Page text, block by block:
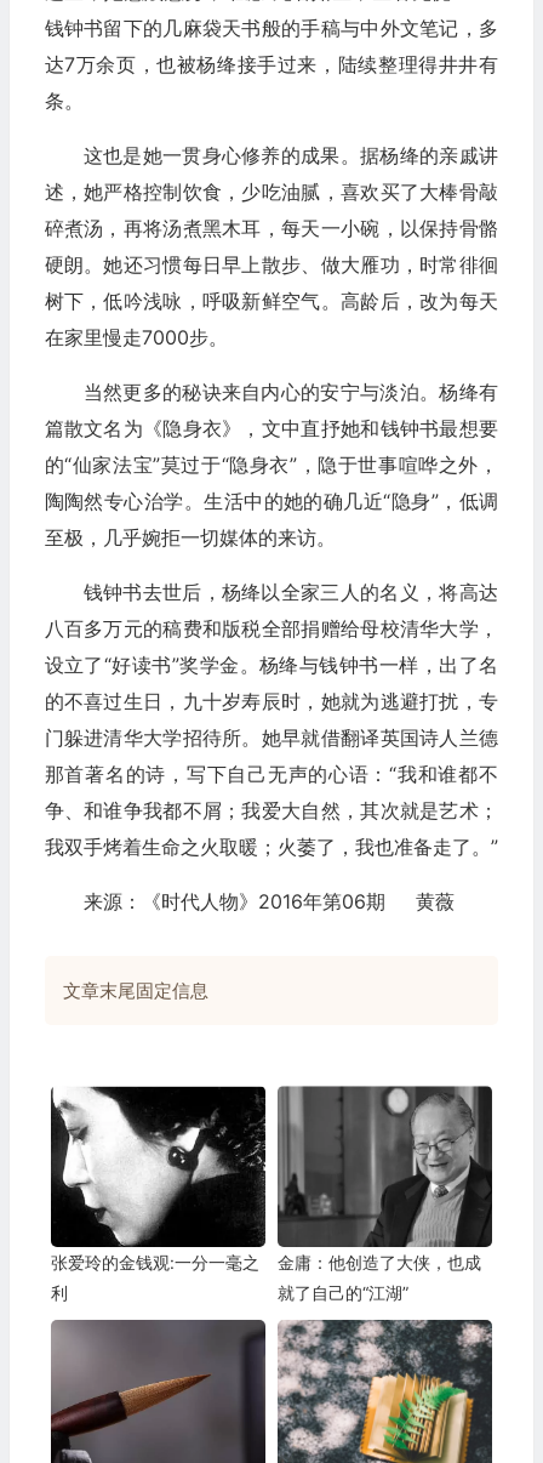
钱钟书留下的几麻袋天书般的手稿与中外文笔记，多
达7万余页，也被杨绛接手过来，陆续整理得井井有
条。
这也是她一贯身心修养的成果。据杨绛的亲戚讲
述，她严格控制饮食，少吃油腻，喜欢买了大棒骨敲
碎煮汤，再将汤煮黑木耳，每天一小碗，以保持骨骼
硬朗。她还习惯每日早上散步、做大雁功，时常徘徊
树下，低吟浅咏，呼吸新鲜空气。高龄后，改为每天
在家里慢走7000步。
当然更多的秘诀来自内心的安宁与淡泊。杨绛有
篇散文名为《隐身衣》，文中直抒她和钱钟书最想要
的“仙家法宝”莫过于“隐身衣”，隐于世事喧哗之外，
陶陶然专心治学。生活中的她的确几近“隐身”，低调
至极，几乎婉拒一切媒体的来访。
钱钟书去世后，杨绛以全家三人的名义，将高达
八百多万元的稿费和版税全部捐赠给母校清华大学，
设立了“好读书”奖学金。杨绛与钱钟书一样，出了名
的不喜过生日，九十岁寿辰时，她就为逃避打扰，专
门躲进清华大学招待所。她早就借翻译英国诗人兰德
那首著名的诗，写下自己无声的心语：“我和谁都不
争、和谁争我都不屑；我爱大自然，其次就是艺术；
我双手烤着生命之火取暖；火萎了，我也准备走了。”
来源：《时代人物》2016年第06期 黄薇
文章末尾固定信息
张爱玲的金钱观:一分一毫之
利
金庸：他创造了大侠，也成
就了自己的“江湖”